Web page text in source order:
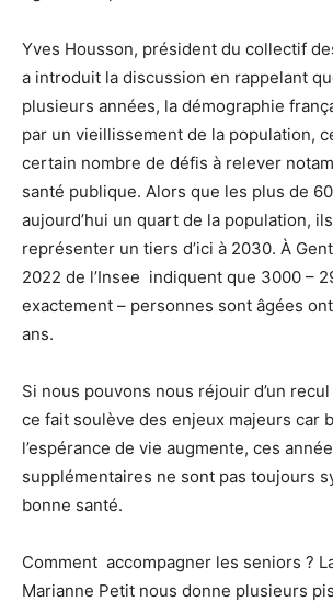
Yves Housson, président du collectif
a introduit la discussion en rappelant
plusieurs années, la démographie
par un vieillissement de la population,
certain nombre de défis à relever
santé publique. Alors que les plus de
aujourd’hui un quart de la population,
représenter un tiers d’ici à 2030. À
2022 de l’Insee indiquent que 3000 –
exactement – personnes sont âgées
ans.
Si nous pouvons nous réjouir d’un
ce fait soulève des enjeux majeurs car
l’espérance de vie augmente, ces
supplémentaires ne sont pas toujours
bonne santé.
Comment accompagner les seniors ?
Marianne Petit nous donne plusieurs